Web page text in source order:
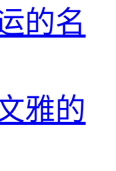
的名
雅的